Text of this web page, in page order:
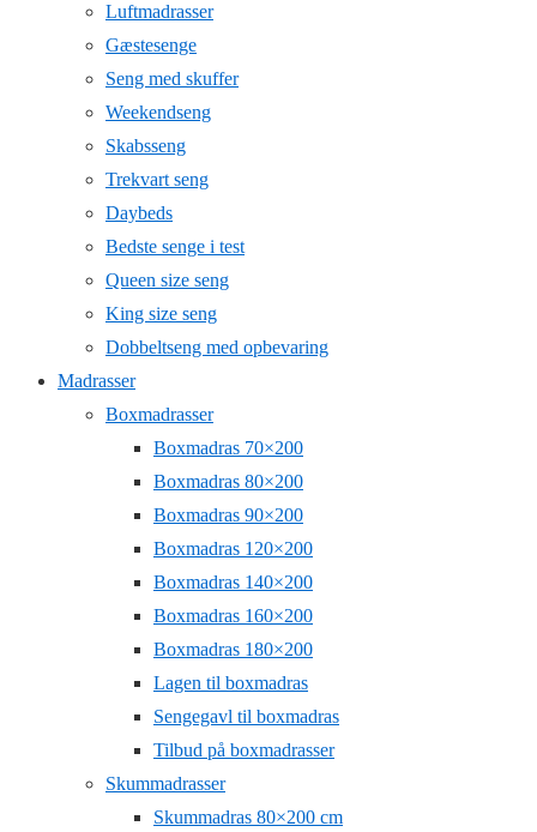
Luftmadrasser
Gæstesenge
Seng med skuffer
Weekendseng
Skabsseng
Trekvart seng
Daybeds
Bedste senge i test
Queen size seng
King size seng
Dobbeltseng med opbevaring
Madrasser
Boxmadrasser
Boxmadras 70×200
Boxmadras 80×200
Boxmadras 90×200
Boxmadras 120×200
Boxmadras 140×200
Boxmadras 160×200
Boxmadras 180×200
Lagen til boxmadras
Sengegavl til boxmadras
Tilbud på boxmadrasser
Skummadrasser
Skummadras 80×200 cm